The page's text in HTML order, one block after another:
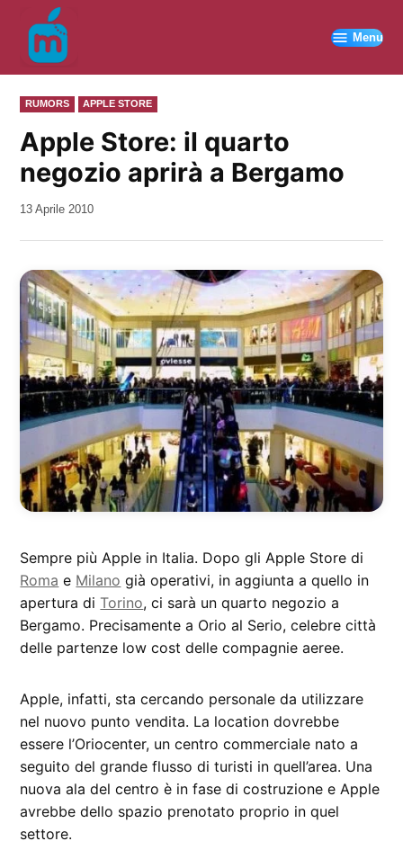
contenuto
Menu
PUBBLICATO
IN
RUMORS APPLE STORE
Apple Store: il quarto
negozio aprirà a Bergamo
da
13 Aprile 2010
Sempre più Apple in Italia. Dopo gli Apple Store di
Roma e Milano già operativi, in aggiunta a quello in
apertura di Torino, ci sarà un quarto negozio a
Bergamo. Precisamente a Orio al Serio, celebre città
delle partenze low cost delle compagnie aeree.
Apple, infatti, sta cercando personale da utilizzare
nel nuovo punto vendita. La location dovrebbe
essere l’Oriocenter, un centro commerciale nato a
seguito del grande flusso di turisti in quell’area. Una
nuova ala del centro è in fase di costruzione e Apple
avrebbe dello spazio prenotato proprio in quel
settore.